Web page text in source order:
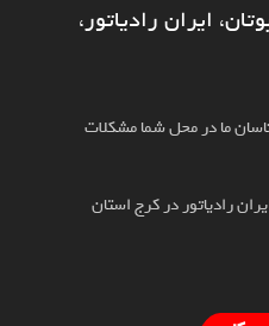
ایران رادیاتور،
ما در محل شما مشکلات
رادیاتور در کرج استان